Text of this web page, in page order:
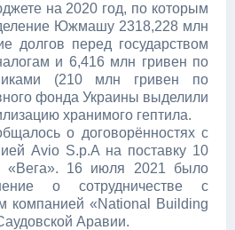
на 2020 год, по которым
Южмашу 2318,228 млн
долгов перед государством
и 6,416 млн гривен по
(210 млн гривен по
фонда Украины выделили
хранимого гептила.
о договорённостях с
Avio S.p.A на поставку 10
«Вега». 16 июля 2021 было
о сотрудничестве с
компанией «National Building
Аравии.